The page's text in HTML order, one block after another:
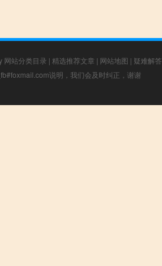
网站分类目录 | 精选推荐文章 | 网站地图 | 疑难解答
说明，我们会及时纠正，谢谢